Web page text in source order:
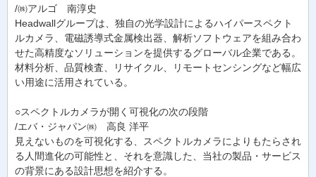
/㈱アルゴ 南淳史
Headwallグループは、独自の光学設計によるハイパースペクト
ルカメラ、電磁誘導式金属検出器、解析ソフトウェアを組み合わ
せた高精度なソリューションを提供するグローバル企業である。
材料分析、品質検査、リサイクル、リモートセンシングなど幅広
い用途に活用されている。
○スペクトルカメラが開く可視化の次の段階
/エバ・ジャパン㈱ 高良 洋平
見えないものを可視化する、スペクトルカメラによりもたらされ
る人間進化の可能性と、それを意識した、当社の製品・サービス
の背景にある設計思想を紹介する。